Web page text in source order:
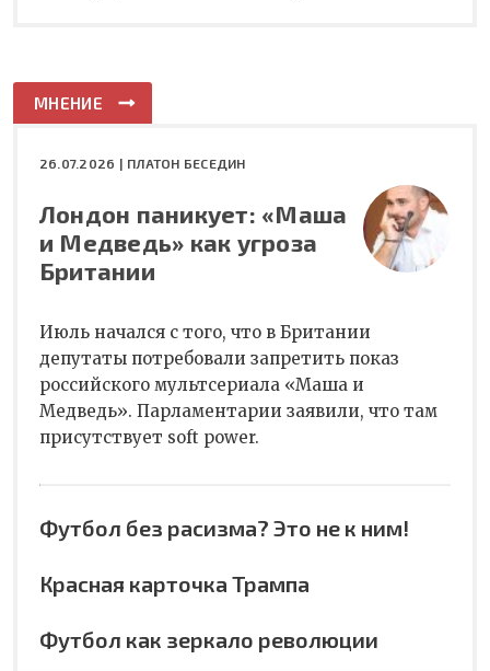
МНЕНИЕ
26.07.2026 | ПЛАТОН БЕСЕДИН
Лондон паникует: «Маша
и Медведь» как угроза
Британии
Июль начался с того, что в Британии
депутаты потребовали запретить показ
российского мультсериала «Маша и
Медведь». Парламентарии заявили, что там
присутствует soft power.
Футбол без расизма? Это не к ним!
Красная карточка Трампа
Футбол как зеркало революции